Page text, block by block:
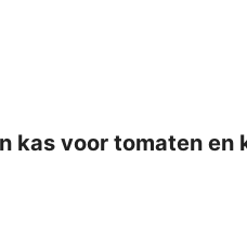
kas voor tomaten